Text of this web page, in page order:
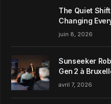
The Quiet
Changing
juin 8, 2026
Sunseeker
Gen 2 à
concept de
avril 7, 2026